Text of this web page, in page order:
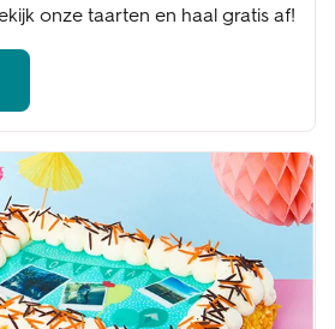
onze taarten en haal gratis af!